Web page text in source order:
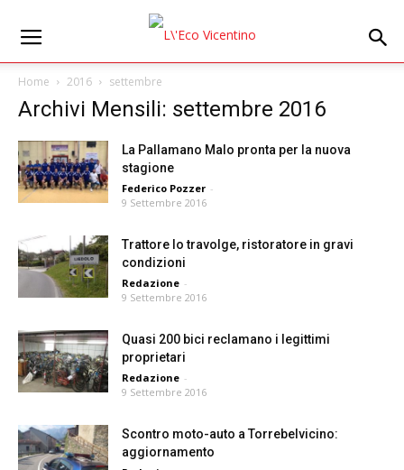
Home 2016 settembre
Archivi Mensili: settembre 2016
La Pallamano Malo pronta per la nuova
stagione
Federico Pozzer -
9 Settembre 2016
Trattore lo travolge, ristoratore in gravi
condizioni
Redazione -
9 Settembre 2016
Quasi 200 bici reclamano i legittimi
proprietari
Redazione -
9 Settembre 2016
Scontro moto-auto a Torrebelvicino:
aggiornamento